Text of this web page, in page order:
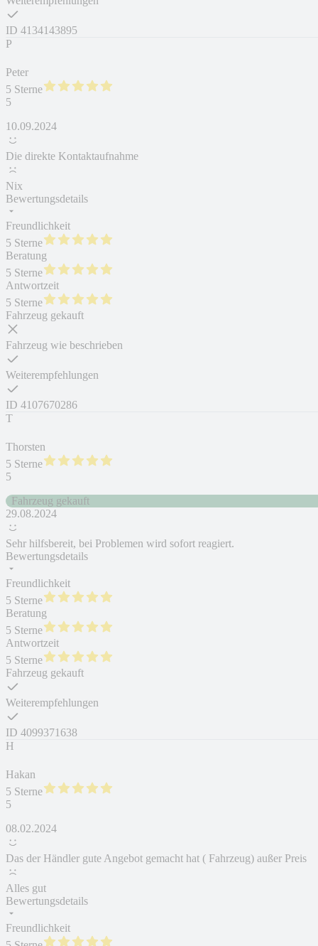
ID 4134143895
P
Peter
5 Sterne
5
10.09.2024
Die direkte Kontaktaufnahme
Nix
Bewertungsdetails
Freundlichkeit
5 Sterne
Beratung
5 Sterne
Antwortzeit
5 Sterne
Fahrzeug gekauft
Fahrzeug wie beschrieben
Weiterempfehlungen
ID 4107670286
T
Thorsten
5 Sterne
5
Fahrzeug gekauft
29.08.2024
Sehr hilfsbereit, bei Problemen wird sofort reagiert.
Bewertungsdetails
Freundlichkeit
5 Sterne
Beratung
5 Sterne
Antwortzeit
5 Sterne
Fahrzeug gekauft
Weiterempfehlungen
ID 4099371638
H
Hakan
5 Sterne
5
08.02.2024
Das der Händler gute Angebot gemacht hat ( Fahrzeug) außer Preis
Alles gut
Bewertungsdetails
Freundlichkeit